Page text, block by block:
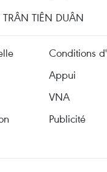
TIÊN DUÂN
Conditions
Appui
VNA
Publicité